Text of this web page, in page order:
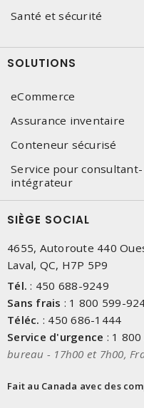
Santé et sécurité
SOLUTIONS
eCommerce
Assurance inventaire
Conteneur sécurisé
Service pour consultant-
intégrateur
SIÈGE SOCIAL
4655, Autoroute 440
Laval, QC, H7P 5P9
Tél. : 450 688-9249
Sans frais : 1 800 599-
Téléc. : 450 686-1444
Service d'urgence : 1
bureau - 17h00 et 7h00,
Fait au Canada avec des